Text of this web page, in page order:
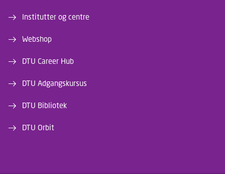
Institutter og centre
Webshop
DTU Career Hub
DTU Adgangskursus
DTU Bibliotek
DTU Orbit